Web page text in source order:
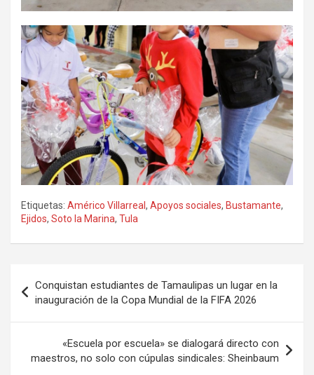
Etiquetas: Américo Villarreal , Apoyos sociales, Bustamante,
Ejidos, Soto la Marina, Tula
de
entradas
Conquistan estudiantes de Tamaulipas un lugar en la
inauguración de la Copa Mundial de la FIFA 2026
«Escuela por escuela» se dialogará directo con
maestros, no solo con cúpulas sindicales: Sheinbaum